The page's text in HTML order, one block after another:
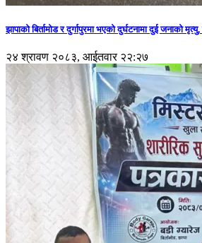
झापाको बिर्तामोड र दुर्गापुरमा भएको दुर्घटनामा दुई जनाको
२४ श्रावण २०८३, आईतवार २२:२७